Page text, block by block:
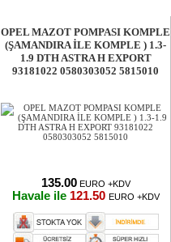
OPEL MAZOT POMPASI KOMPLE
(ŞAMANDIRA İLE KOMPLE ) 1.3-
1.9 DTH ASTRA H EXPORT
93181022 0580303052 5815010
135.00 EURO +KDV
Havale ile 121.50 EURO +KDV